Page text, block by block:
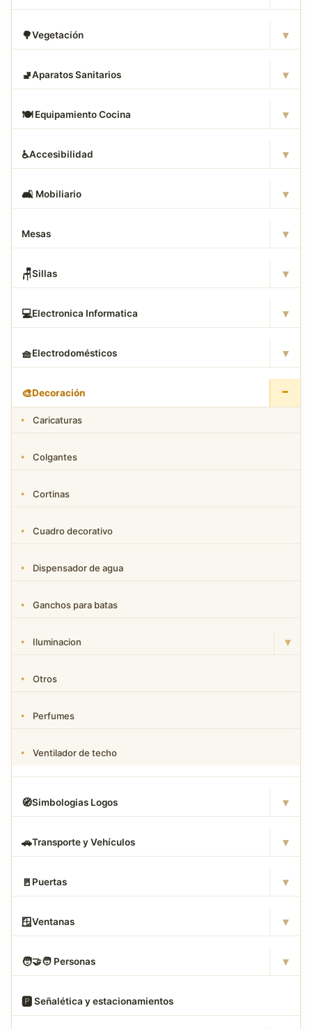
🌳Vegetación ▾
🚽Aparatos Sanitarios ▾
🍽️ Equipamiento Cocina ▾
♿Accesibilidad ▾
🛋 ️ Mobiliario ▾
Mesas ▾
🪑Sillas ▾
💻Electronica Informatica ▾
🧺Electrodomésticos ▾
🎨Decoración −
Caricaturas
Colgantes
Cortinas
Cuadro decorativo
Dispensador de agua
Ganchos para batas
Iluminacion ▾
Otros
Perfumes
Ventilador de techo
🧭Simbologias Logos ▾
🚗Transporte y Vehículos ▾
🚪 Puertas ▾
🪟Ventanas ▾
🧑‍🤝‍🧑 Personas ▾
🅿️ Señalética y estacionamientos